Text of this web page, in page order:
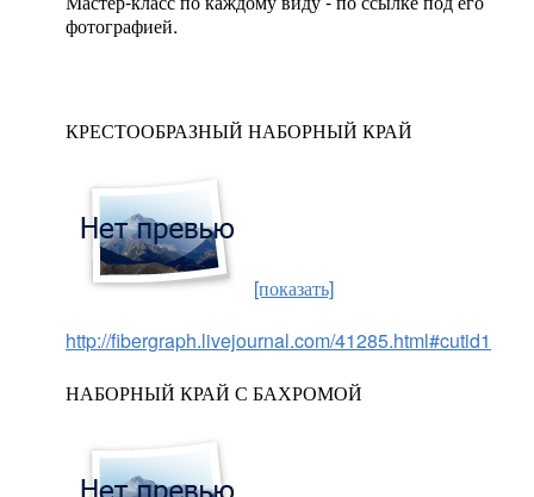
фотографией.
КРЕСТООБРАЗНЫЙ НАБОРНЫЙ КРАЙ
[показать]
http://fibergraph.livejournal.com/41285.html#cutid1
НАБОРНЫЙ КРАЙ С БАХРОМОЙ